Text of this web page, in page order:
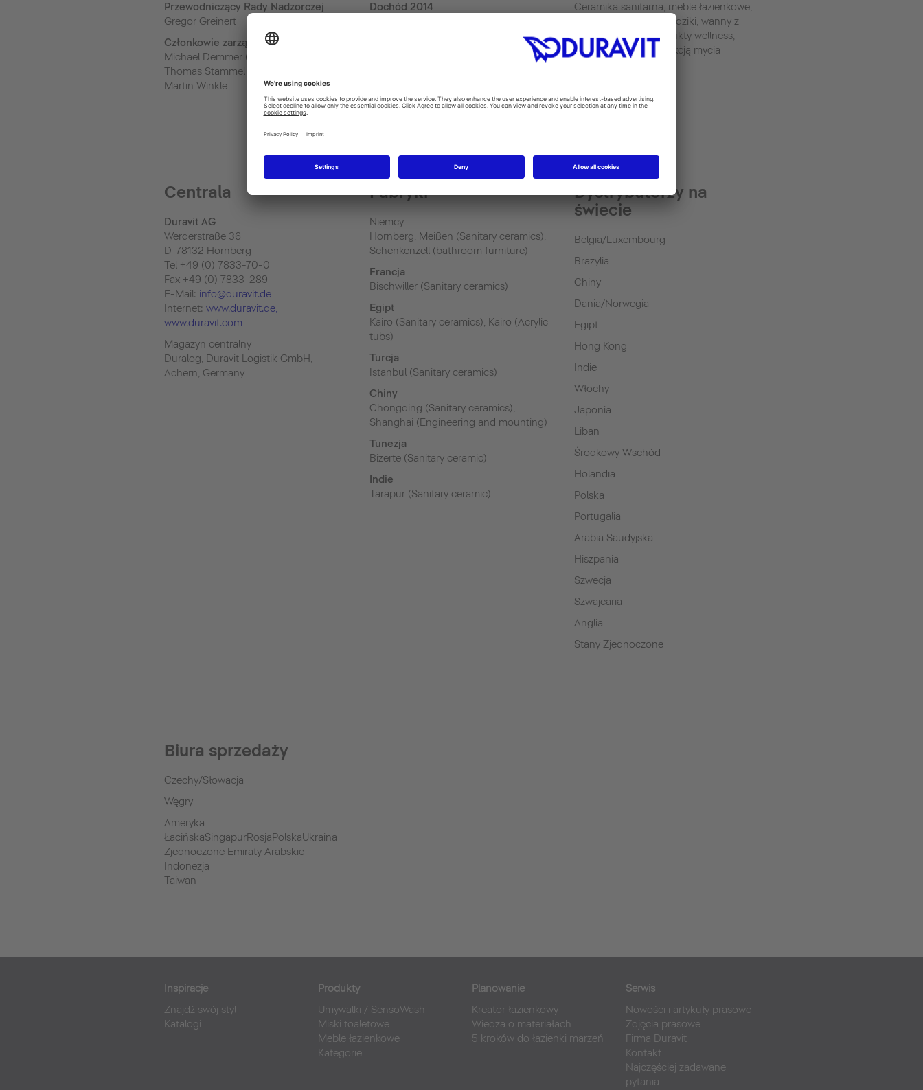
Przewodniczący Rady Nadzorczej
Gregor Greinert
Członkowie zarządu
Michael Demmer (Board chairman)
Thomas Stammel
Martin Winkle
Dochód 2014
Ceramika sanitarna, meble łazienkowe,
akcesoria, wanny i brodziki, wanny z
hydromasażem, produkty wellness,
deski sedesowe z funkcją mycia
Centrala
Duravit AG
Werderstraße 36
D-78132 Hornberg
Tel +49 (0) 7833-70-0
Fax +49 (0) 7833-289
E-Mail: info@duravit.de
Internet: www.duravit.de,
www.duravit.com
Magazyn centralny
Duralog, Duravit Logistik GmbH,
Achern, Germany
Fabryki
Niemcy
Hornberg, Meißen (Sanitary ceramics),
Schenkenzell (bathroom furniture)
Francja
Bischwiller (Sanitary ceramics)
Egipt
Kairo (Sanitary ceramics), Kairo (Acrylic
tubs)
Turcja
Istanbul (Sanitary ceramics)
Chiny
Chongqing (Sanitary ceramics),
Shanghai (Engineering and mounting)
Tunezja
Bizerte (Sanitary ceramic)
Indie
Tarapur (Sanitary ceramic)
Dystrybutorzy na
świecie
Belgia/Luxembourg
Brazylia
Chiny
Dania/Norwegia
Egipt
Hong Kong
Indie
Włochy
Japonia
Liban
Środkowy Wschód
Holandia
Polska
Portugalia
Arabia Saudyjska
Hiszpania
Szwecja
Szwajcaria
Anglia
Stany Zjednoczone
Biura sprzedaży
Czechy/Słowacja
Węgry
Ameryka
ŁacińskaSingapurRosjaPolskaUkraina
Zjednoczone Emiraty Arabskie
Indonezja
Taiwan
Inspiracje
Znajdź swój styl
Katalogi
Produkty
Umywalki / SensoWash
Miski toaletowe
Meble łazienkowe
Kategorie
Planowanie
Kreator łazienkowy
Wiedza o materiałach
5 kroków do łazienki marzeń
Serwis
Nowości i artykuły prasowe
Zdjęcia prasowe
Firma Duravit
Kontakt
Najczęściej zadawane
pytania